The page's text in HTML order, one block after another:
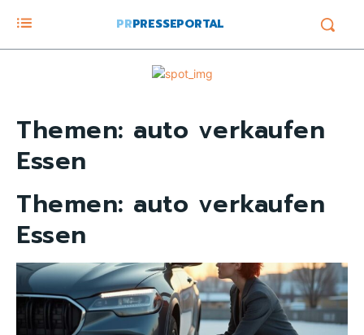
PRPRESSEPORTAL
Themen: auto verkaufen
Essen
Themen: auto verkaufen
Essen